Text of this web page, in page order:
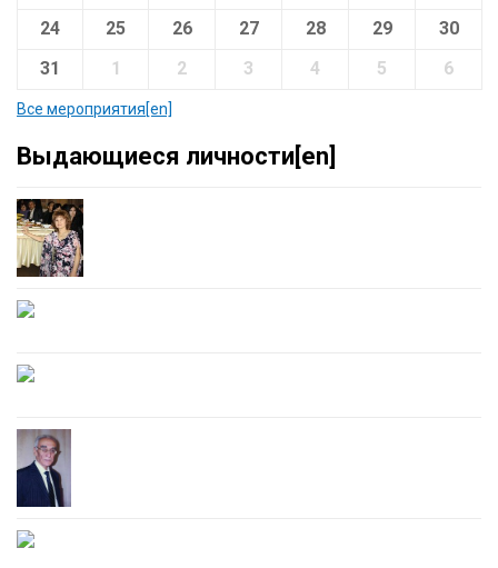
24
25 26 27 28 29
30
31
1 2 3 4 5 6
Все мероприятия[en]
Выдающиеся личности[en]